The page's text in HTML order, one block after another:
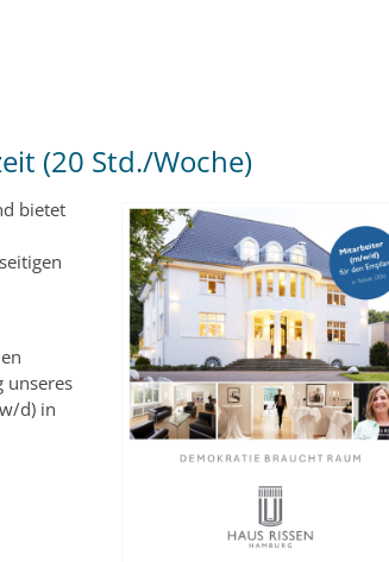
(20 Std./Woche)
bietet
unseres
d) in